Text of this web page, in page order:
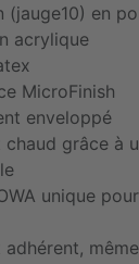
(jauge10) en
acrylique
MicroFinish
enveloppé
grâce à
unique